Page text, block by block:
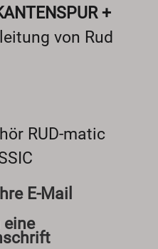
+
von Rud
RUD-matic
E-Mail